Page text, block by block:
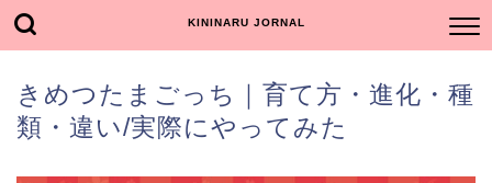
KININARU JORNAL
きめつたまごっち｜育て方・進化・種
類・違い/実際にやってみた